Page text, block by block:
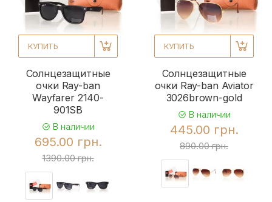
КУПИТЬ
Солнцезащитные
очки Ray-ban
Wayfarer 2140-
901SB
В наличии
695.00 грн.
1390.00 грн.
КУПИТЬ
Солнцезащитные
очки Ray-ban Aviator
3026brown-gold
В наличии
445.00 грн.
890.00 грн.